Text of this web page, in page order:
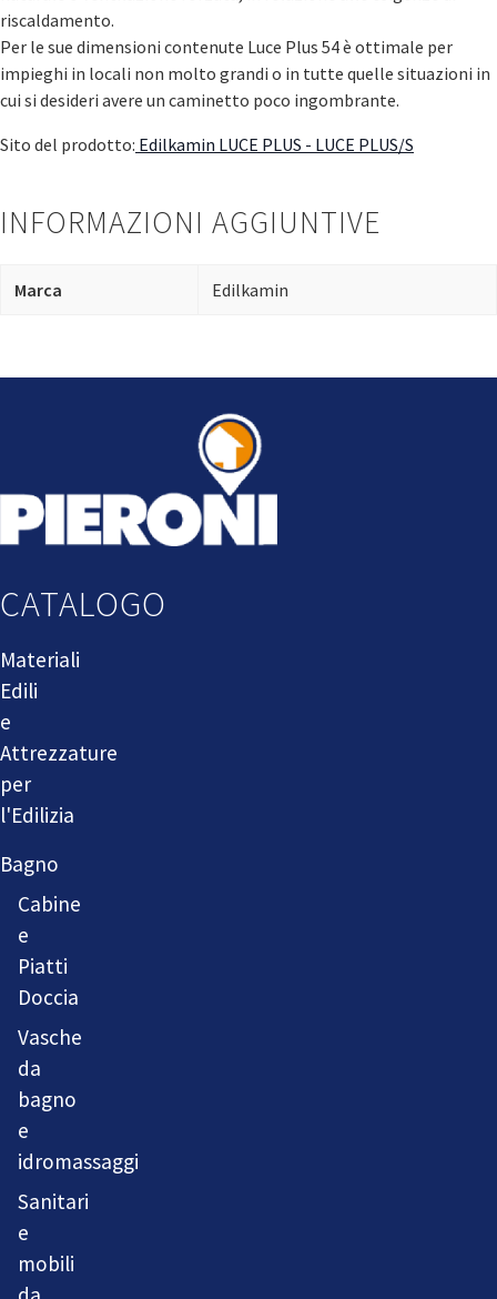
riscaldamento.
Per le sue dimensioni contenute Luce Plus 54 è ottimale per
impieghi in locali non molto grandi o in tutte quelle situazioni in
cui si desideri avere un caminetto poco ingombrante.
Sito del prodotto: Edilkamin LUCE PLUS - LUCE PLUS/S
INFORMAZIONI AGGIUNTIVE
Marca Edilkamin
CATALOGO
Materiali
Edili
e
Attrezzature
per
l'Edilizia
Bagno
Cabine
e
Piatti
Doccia
Vasche
da
bagno
e
idromassaggi
Sanitari
e
mobili